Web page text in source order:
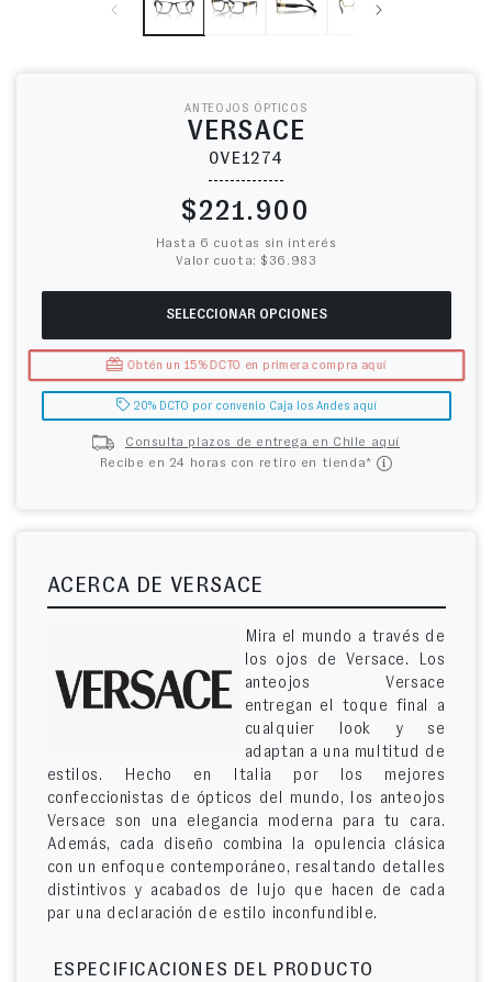
ANTEOJOS ÓPTICOS
VERSACE
0VE1274
Precio habitual
$221.900
Hasta 6 cuotas sin interés
Valor cuota: $36.983
SELECCIONAR OPCIONES
Obtén un 15% DCTO en primera compra aquí
20% DCTO por convenio Caja los Andes aquí
Consulta plazos de entrega en Chile aquí
Recibe en 24 horas con retiro en tienda*
ACERCA DE VERSACE
Mira el mundo a través de
los ojos de Versace. Los
anteojos Versace
entregan el toque final a
cualquier look y se
adaptan a una multitud de
estilos. Hecho en Italia por los mejores
confeccionistas de ópticos del mundo, los anteojos
Versace son una elegancia moderna para tu cara.
Además, cada diseño combina la opulencia clásica
con un enfoque contemporáneo, resaltando detalles
distintivos y acabados de lujo que hacen de cada
par una declaración de estilo inconfundible.
ESPECIFICACIONES DEL PRODUCTO